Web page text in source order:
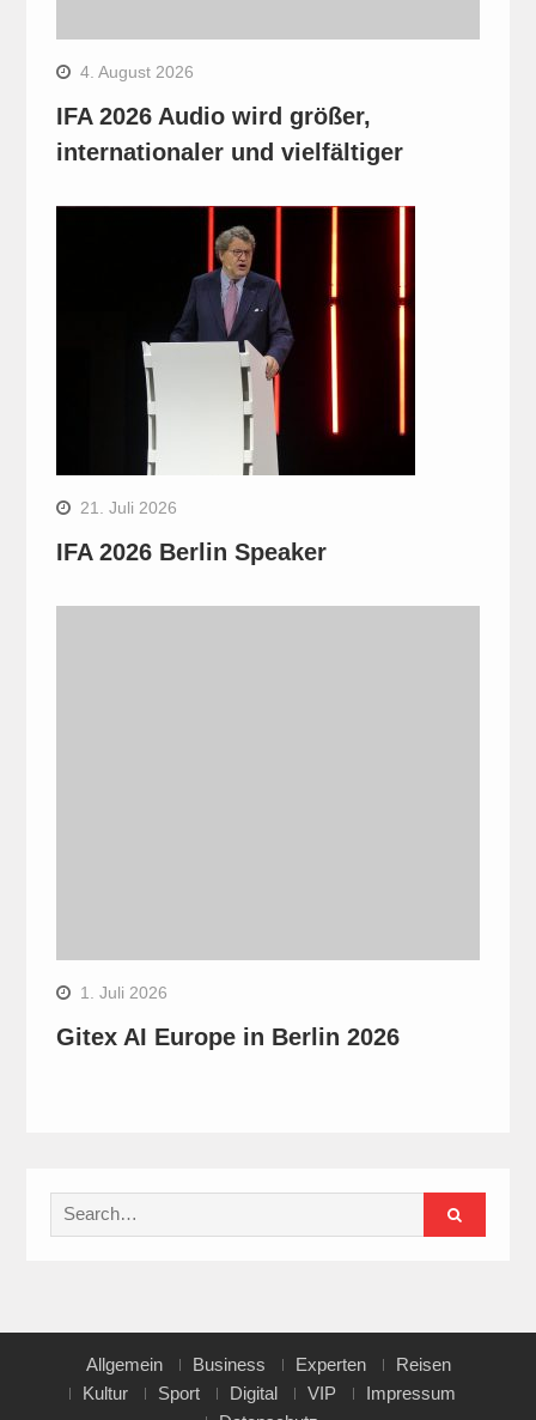
4. August 2026
IFA 2026 Audio wird größer,
internationaler und vielfältiger
21. Juli 2026
IFA 2026 Berlin Speaker
1. Juli 2026
Gitex AI Europe in Berlin 2026
Search
for:
Allgemein Business Experten
Reisen
Kultur
Sport Digital VIP
Impressum